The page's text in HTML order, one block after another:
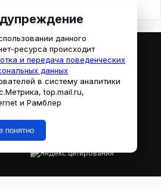
АфишаКино
,reklama@mediaryazan.ru
данного
ресурса происходит
и передача поведенческих
данных
в систему аналитики
top.mail.ru,
и Рамблер
понятно